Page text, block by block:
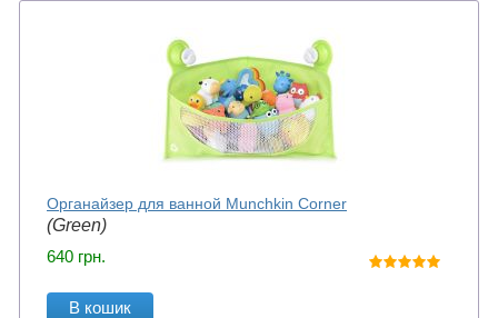
Органайзер для ванной Munchkin Corner
(Green)
640 грн.
В кошик